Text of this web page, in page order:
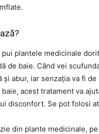
pui plantele medicinale
de baie. Când vei
și abur, iar senzația va fi
baie, acest tratament va
disconfort. Se pot folosi
din plante medicinale,